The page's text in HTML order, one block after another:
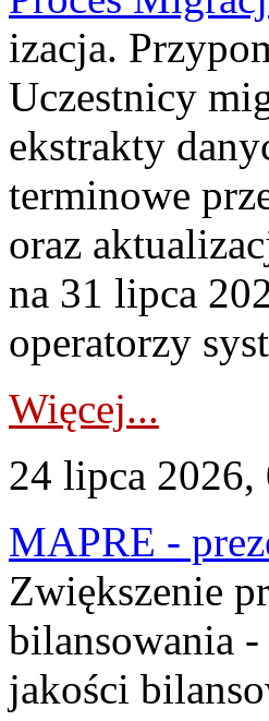
izacja.
Uczestnicy
ekstrakty
terminowe
oraz
na 31 lipca
operatorzy
Więcej...
24 lipca 2026,
MAPRE -
Zwiększenie
bilansowania -
jakości